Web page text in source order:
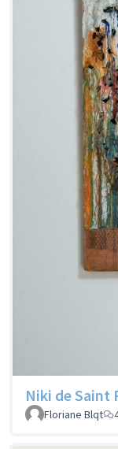
Niki de Saint
Floriane Blqt